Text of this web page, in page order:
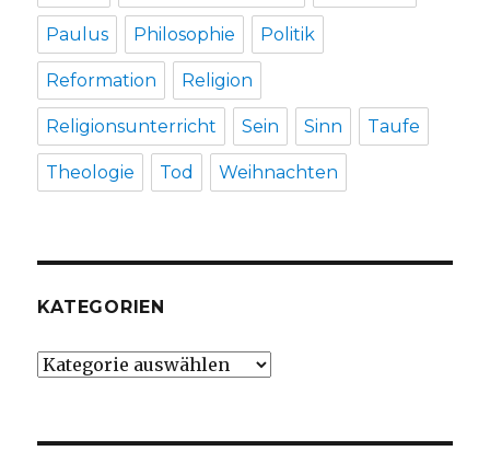
Paulus Philosophie Politik
Reformation Religion
Religionsunterricht Sein Sinn Taufe
Theologie Tod Weihnachten
KATEGORIEN
Kategorien